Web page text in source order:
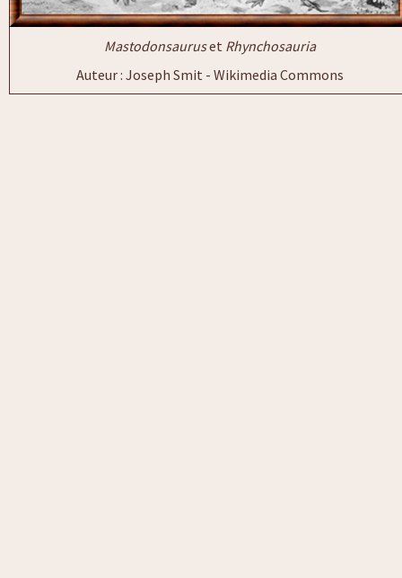
Mastodonsauruset Rhynchosauria
Auteur : Joseph Smit - Wikimedia Commons